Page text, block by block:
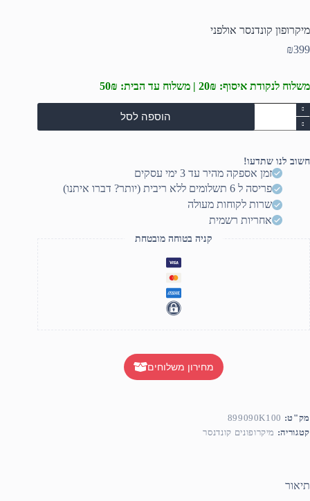
מיקרופון קונדנסר אולפני
₪399
משלוח לנקודת איסוף: 20₪ | משלוח עד הבית: 50₪
כמות
של
מיקרופון
הוספה לסל
חשוב לנו שתדעו!
זמן אספקה מהיר עד 3 ימי עסקים
פריסה ל 6 תשלומים ללא ריבית (יותר? דברו איתנו)
שרות לקוחות מעולה
אחריות רשמית
קניה בטוחה מובטחת
מחירון משלוחים
מק"ט: 899090K100
קטגוריה: מיקרופונים קונדנסר
תיאור